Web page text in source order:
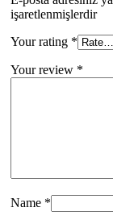
işaretlenmişlerdir
Your rating *
Your review *
Name *